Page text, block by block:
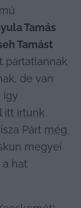
Tamás
Tamást
pártatlannak
de van
így
itt írtunk
Párt még
megyei
hat